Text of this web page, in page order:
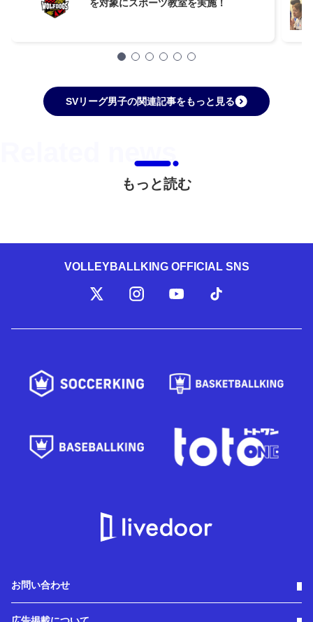
を対象にスポーツ教室を実施！
SVリーグ男子の関連記事をもっと見る
もっと読む
VOLLEYBALLKING OFFICIAL SNS
お問い合わせ